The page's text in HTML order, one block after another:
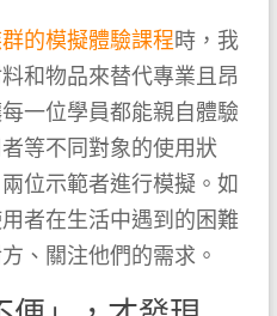
的模擬體驗課程時，我
和物品來替代專業且昂
一位學員都能親自體驗
等不同對象的使用狀
位示範者進行模擬。如
者在生活中遇到的困難
、關注他們的需求。